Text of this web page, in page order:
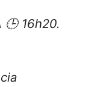
🕒 16h20.